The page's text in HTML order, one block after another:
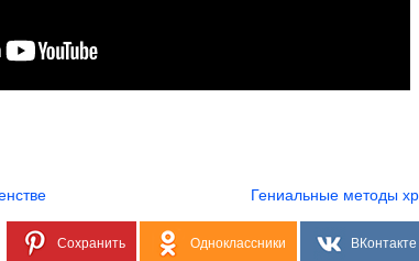
Гениальные методы
Сохранить Одноклассники ВКонтакте